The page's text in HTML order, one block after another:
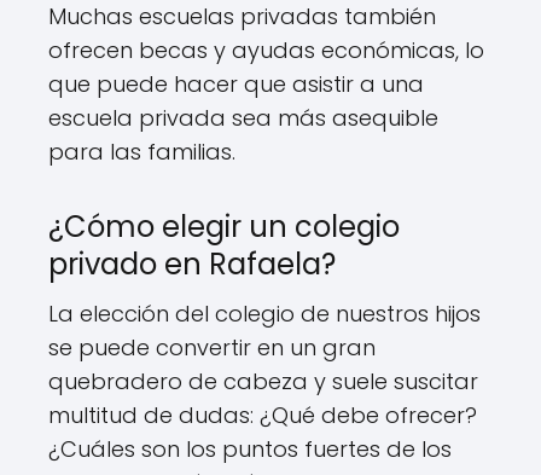
Muchas escuelas privadas también
ofrecen becas y ayudas económicas, lo
que puede hacer que asistir a una
escuela privada sea más asequible
para las familias.
¿Cómo elegir un colegio
privado en Rafaela?
La elección del colegio de nuestros hijos
se puede convertir en un gran
quebradero de cabeza y suele suscitar
multitud de dudas: ¿Qué debe ofrecer?
¿Cuáles son los puntos fuertes de los